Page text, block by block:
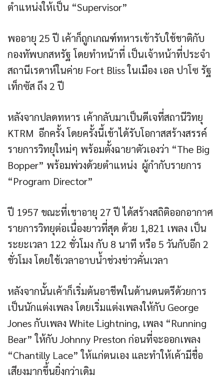
ตำแหน่งให้เป็น “Supervisor”
พออายุ 25 ปี เค้าก็ถูกเกณฑ์ทหารเข้ารับใช้ชาติกับ
กองทัพบกสหรัฐ โดยทำหน้าที่ เป็นเจ้าหน้าที่ประจำ
สถานีเรดาห์ในค่าย Fort Bliss ในเมือง เอล ปาโซ รัฐ
เท็กซัส ถึง 2 ปี
หลังจากปลดทหาร เค้ากลับมาเป็นดีเจที่สถานีวิทยุ
KTRM อีกครั้ง โดยครั้งนี้เข้าได้รับโอกาสสร้างสรรค์
รายการวิทยุใหม่ๆ พร้อมตั้งฉายาตัวเองว่า “The Big
Bopper” พร้อมพ่วงด้วยตำแหน่ง ผู้กำกับรายการ
“Program Director”
ปี 1957 ขณะที่เขาอายุ 27 ปี ได้สร้างสถิติออกอากาศ
รายการวิทยุต่อเนื่องยาวที่สุด ด้วย 1,821 เพลง เป็น
ระยะเวลา 122 ชั่วโมง กับ 8 นาที หรือ 5 วันกับอีก 2
ชั่วโมง โดยใช้เวลาอาบน้ำช่วงข่าวคั่นเวลา
หลังจากนั้นเค้าก็เริ่มต้นอาชีพในด้านดนตรีด้วยการ
เป็นนักแต่งเพลง โดยเริ่มแต่งเพลงให้กับ George
Jones กับเพลง White Lightning, เพลง “Running
Bear” ให้กับ Johnny Preston ก่อนที่จะออกเพลง
“Chantilly Lace” ให้แก่ตนเอง และทำให้เค้ามีชื่อ
เสียงมากขึ้นยิ่งกว่าเดิม